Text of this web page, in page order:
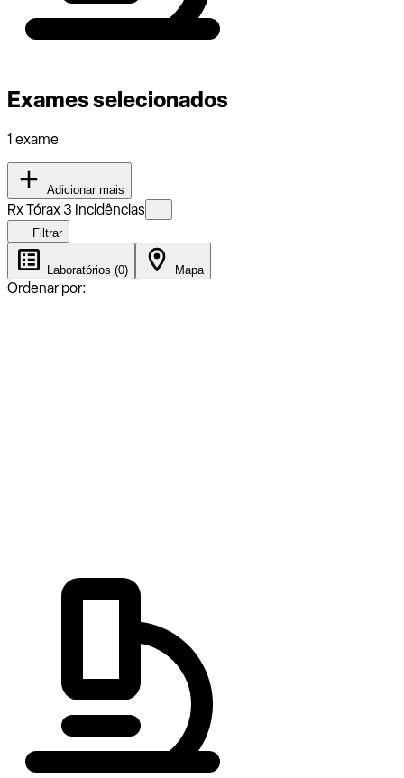
Exames selecionados
1 exame
Adicionar mais
Rx Tórax 3 Incidências
Filtrar
Laboratórios (0) Mapa
Ordenar por: